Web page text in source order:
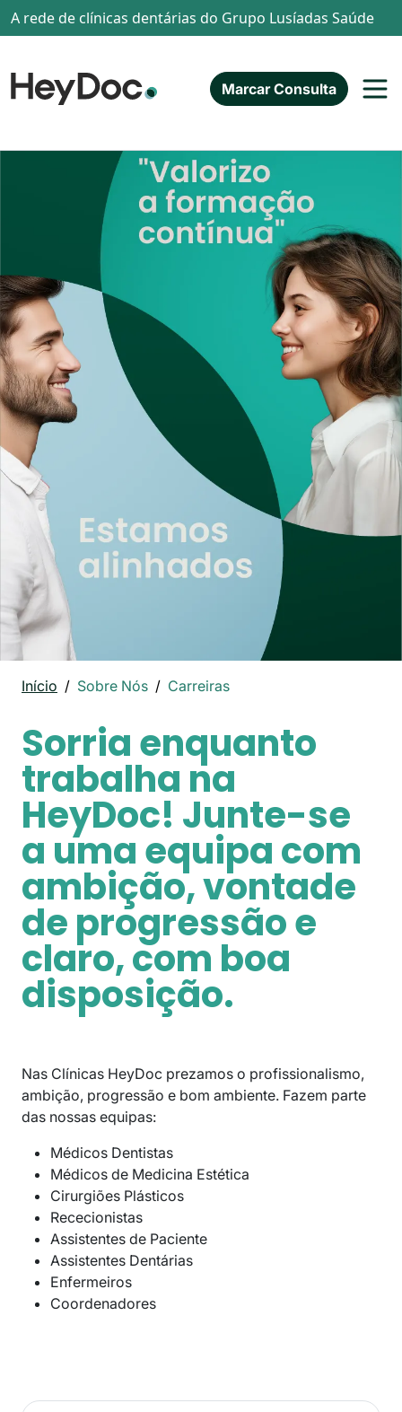
Passar para o conteúdo principal
A rede de clínicas dentárias do Grupo Lusíadas Saúde
Marcar Consulta
Início Sobre Nós Carreiras
Sorria enquanto
trabalha na
HeyDoc! Junte-se
a uma equipa com
ambição, vontade
de progressão e
claro, com boa
disposição.
Nas Clínicas HeyDoc prezamos o profissionalismo,
ambição, progressão e bom ambiente. Fazem parte
das nossas equipas:
Médicos Dentistas
Médicos de Medicina Estética
Cirurgiões Plásticos
Rececionistas
Assistentes de Paciente
Assistentes Dentárias
Enfermeiros
Coordenadores